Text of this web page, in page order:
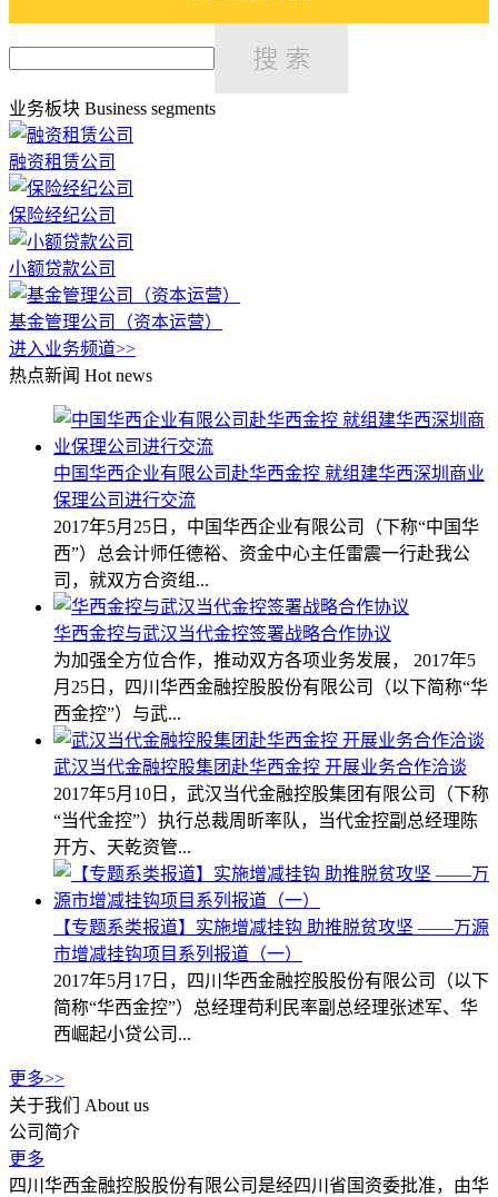
业务板块 Business segments
融资租赁公司
保险经纪公司
小额贷款公司
基金管理公司（资本运营）
进入业务频道>>
热点新闻 Hot news
中国华西企业有限公司赴华西金控 就组建华西深圳商业
保理公司进行交流
2017年5月25日，中国华西企业有限公司（下称“中国华
西”）总会计师任德裕、资金中心主任雷震一行赴我公
司，就双方合资组...
华西金控与武汉当代金控签署战略合作协议
为加强全方位合作，推动双方各项业务发展， 2017年5
月25日，四川华西金融控股股份有限公司（以下简称“华
西金控”）与武...
武汉当代金融控股集团赴华西金控 开展业务合作洽谈
2017年5月10日，武汉当代金融控股集团有限公司（下称
“当代金控”）执行总裁周昕率队，当代金控副总经理陈
开方、天乾资管...
【专题系类报道】实施增减挂钩 助推脱贫攻坚 ——万源
市增减挂钩项目系列报道（一）
2017年5月17日，四川华西金融控股股份有限公司（以下
简称“华西金控”）总经理苟利民率副总经理张述军、华
西崛起小贷公司...
更多>>
关于我们
About us
公司简介
更多
四川华西金融控股股份有限公司是经四川省国资委批准，由华